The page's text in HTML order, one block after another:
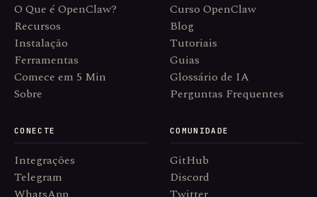
O Que é OpenClaw?
Recursos
Instalação
Ferramentas
Comece em 5 Min
Sobre
Curso OpenClaw
Blog
Tutoriais
Guias
Glossário de IA
Perguntas Frequentes
CONECTE
Integrações
Telegram
COMUNIDADE
GitHub
Discord